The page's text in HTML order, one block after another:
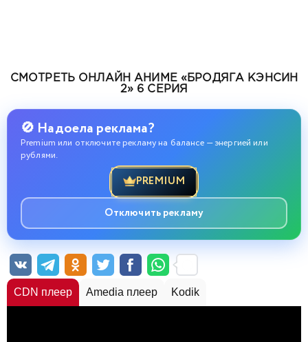
СМОТРЕТЬ ОНЛАЙН АНИМЕ «БРОДЯГА КЭНСИН
2» 6 СЕРИЯ
🚫 Надоела реклама?
Premium или отключите рекламу на балансе — энергией или
рублями.
PREMIUM
Отключить рекламу
CDN плеер Amedia плеер Kodik